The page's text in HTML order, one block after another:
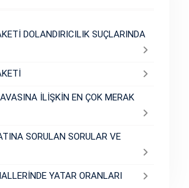
DOLANDIRICILIK SUÇLARINDA
İLİŞKİN EN ÇOK MERAK
SORULAN SORULAR VE
YATAR ORANLARI